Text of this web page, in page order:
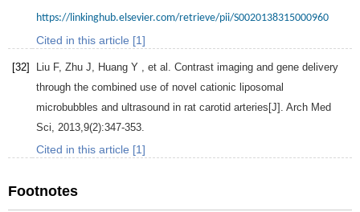
https://linkinghub.elsevier.com/retrieve/pii/S0020138315000960
Cited in this article [1]
[32] Liu F, Zhu J Huang Y , et al. Contrast imaging and gene delivery
through the combined use of novel cationic liposomal
microbubbles and ultrasound in rat carotid arteries[J]. Arch Med
Sci
2013 9(2):347-353.
Cited in this article [1]
Footnotes